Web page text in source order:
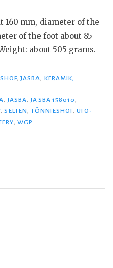
160 mm, diameter of the
of the foot about 85
about 505 grams.
,JASBA, KERAMIK,
, JASBA,JASBA 158010,
,SELTEN,TÖNNIESHOF,UFO-
, WGP